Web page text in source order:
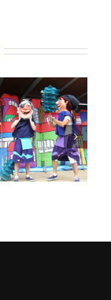
Sardina
Freskue –
Lekeitio